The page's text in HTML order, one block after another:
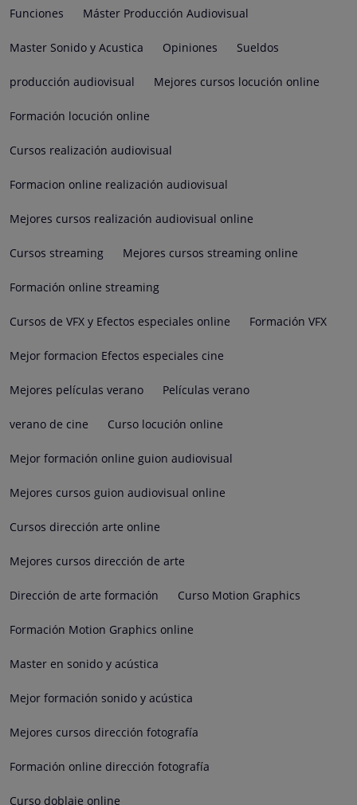
Funciones Máster Producción Audiovisual
Master Sonido y Acustica Opiniones Sueldos
producción audiovisual Mejores cursos locución online
Formación locución online
Cursos realización audiovisual
Formacion online realización audiovisual
Mejores cursos realización audiovisual online
Cursos streaming Mejores cursos streaming online
Formación online streaming
Cursos de VFX y Efectos especiales online Formación VFX
Mejor formacion Efectos especiales cine
Mejores películas verano Películas verano
verano de cine Curso locución online
Mejor formación online guion audiovisual
Mejores cursos guion audiovisual online
Cursos dirección arte online
Mejores cursos dirección de arte
Dirección de arte formación Curso Motion Graphics
Formación Motion Graphics online
Master en sonido y acústica
Mejor formación sonido y acústica
Mejores cursos dirección fotografía
Formación online dirección fotografía
Curso doblaje online